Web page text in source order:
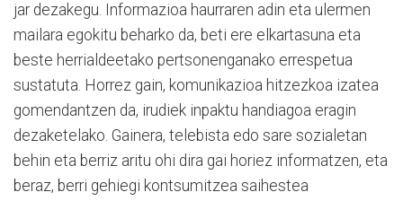
jar dezakegu. Informazioa haurraren adin eta ulermen
mailara egokitu beharko da, beti ere elkartasuna eta
beste herrialdeetako pertsonenganako errespetua
sustatuta. Horrez gain, komunikazioa hitzezkoa izatea
gomendantzen da, irudiek inpaktu handiagoa eragin
dezaketelako. Gainera, telebista edo sare sozialetan
behin eta berriz aritu ohi dira gai horiez informatzen, eta
beraz, berri gehiegi kontsumitzea saihestea